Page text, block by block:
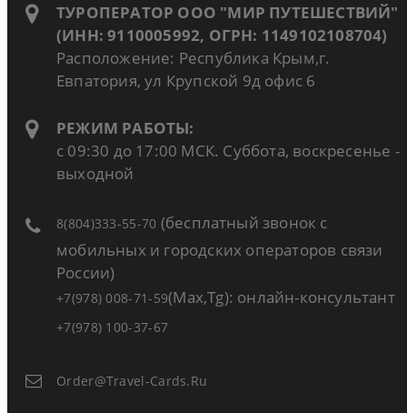
ТУРОПЕРАТОР ООО "МИР ПУТЕШЕСТВИЙ"
(ИНН: 9110005992, ОГРН: 1149102108704)
Расположение: Республика Крым,г.
Евпатория, ул Крупской 9д офис 6
РЕЖИМ РАБОТЫ:
с 09:30 до 17:00 МСК. Суббота, воскресенье -
выходной
8(804)333-55-70 (бесплатный звонок с
мобильных и городских операторов связи
России)
+7(978) 008-71-59(Max,Tg): онлайн-консультант
+7(978) 100-37-67
Order@travel-Cards.ru